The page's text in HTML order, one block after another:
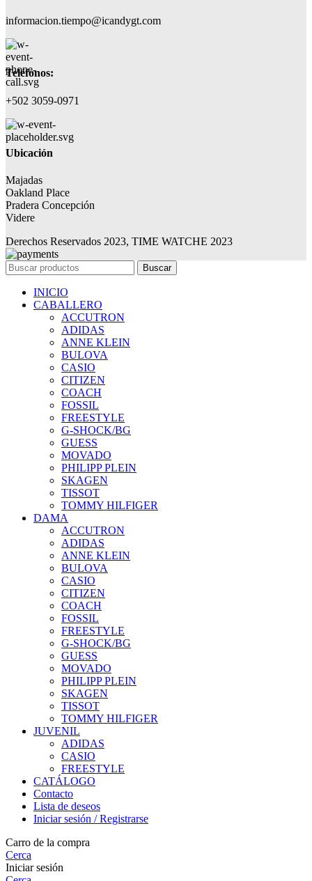
informacion.tiempo@icandygt.com
Teléfonos:
+502 3059-0971
Ubicación
Majadas
Oakland Place
Pradera Concepción
Videre
Derechos Reservados 2023, TIME WATCHE 2023
Buscar
INICIO
CABALLERO
ACCUTRON
ADIDAS
ANNE KLEIN
BULOVA
CASIO
CITIZEN
COACH
FOSSIL
FREESTYLE
G-SHOCK/BG
GUESS
MOVADO
PHILIPP PLEIN
SKAGEN
TISSOT
TOMMY HILFIGER
DAMA
ACCUTRON
ADIDAS
ANNE KLEIN
BULOVA
CASIO
CITIZEN
COACH
FOSSIL
FREESTYLE
G-SHOCK/BG
GUESS
MOVADO
PHILIPP PLEIN
SKAGEN
TISSOT
TOMMY HILFIGER
JUVENIL
ADIDAS
CASIO
FREESTYLE
CATÁLOGO
Contacto
Lista de deseos
Iniciar sesión / Registrarse
Carro de la compra
Cerca
Iniciar sesión